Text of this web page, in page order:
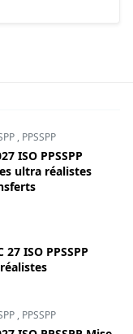
, PPSSPP
ISO PPSSPP
ultra réalistes
ISO PPSSPP
, PPSSPP